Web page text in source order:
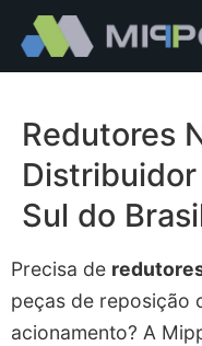
Redutores
Sul do
Precisa de
peças de reposição
acionamento? A